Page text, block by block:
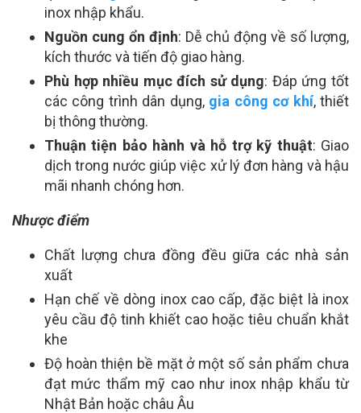
inox nhập khẩu.
Nguồn cung ổn định: Dễ chủ động về số lượng,
kích thước và tiến độ giao hàng.
Phù hợp nhiều mục đích sử dụng: Đáp ứng tốt
các công trình dân dụng, gia công cơ khí, thiết
bị thông thường.
Thuận tiện bảo hành và hỗ trợ kỹ thuật: Giao
dịch trong nước giúp việc xử lý đơn hàng và hậu
mãi nhanh chóng hơn.
Nhược điểm
Chất lượng chưa đồng đều giữa các nhà sản
xuất
Hạn chế về dòng inox cao cấp, đặc biệt là inox
yêu cầu độ tinh khiết cao hoặc tiêu chuẩn khắt
khe
Độ hoàn thiện bề mặt ở một số sản phẩm chưa
đạt mức thẩm mỹ cao như inox nhập khẩu từ
Nhật Bản hoặc châu Âu